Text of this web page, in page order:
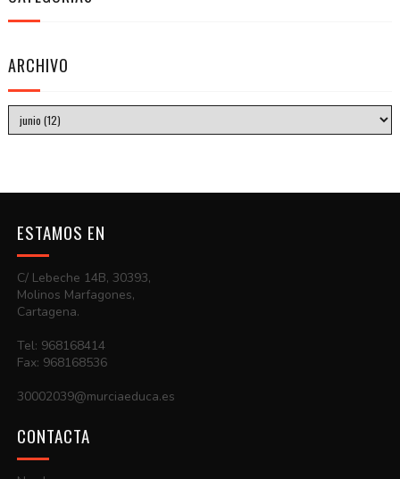
ARCHIVO
ESTAMOS EN
C/ Lebeche 14B, 30393,
Molinos Marfagones,
Cartagena.
Tel: 968168414
Fax: 968168536
30002039@murciaeduca.es
CONTACTA